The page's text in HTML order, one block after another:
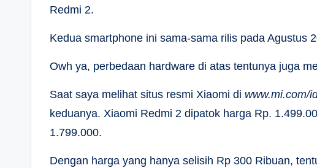
Redmi 2.
Kedua smartphone ini sama-sama rilis pada Agustus
Owh ya, perbedaan hardware di atas tentunya juga
Saat saya melihat situs resmi Xiaomi di www.mi.com/
keduanya. Xiaomi Redmi 2 dipatok harga Rp.
1.799.000.
Dengan harga yang hanya selisih Rp 300 Ribuan,